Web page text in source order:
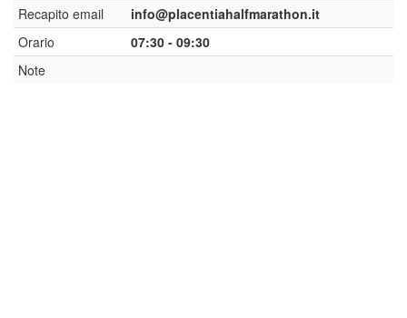
Recapito email
info@placentiahalfmarathon.it
Orario
07:30 - 09:30
Note